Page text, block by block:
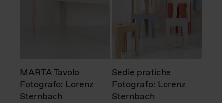
MARTA Tavolo
Fotografo: Lorenz
Sternbach
Sedie pratiche
Fotografo: Lorenz
Sternbach